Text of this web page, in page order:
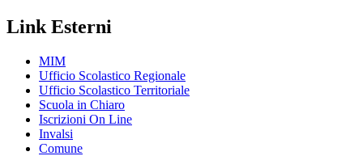
Link Esterni
MIM
Ufficio Scolastico Regionale
Ufficio Scolastico Territoriale
Scuola in Chiaro
Iscrizioni On Line
Invalsi
Comune